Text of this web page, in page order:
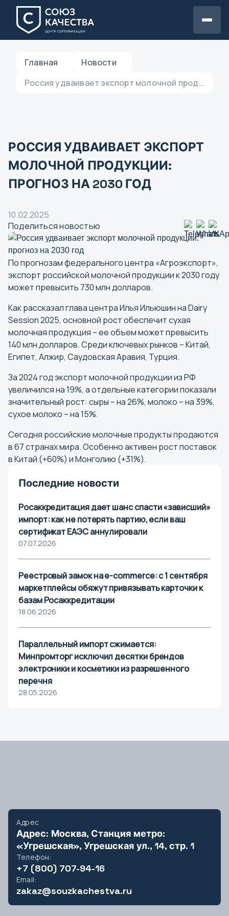
Главная
Новости
Россия удваивает экспорт молочной продукции: прогноз на 2030 год
РОССИЯ УДВАИВАЕТ ЭКСПОРТ
МОЛОЧНОЙ ПРОДУКЦИИ:
ПРОГНОЗ НА 2030 ГОД
10.02.2025
Поделиться новостью
По прогнозам федерального центра «Агроэкспорт»,
экспорт российской молочной продукции к 2030 году
может превысить 730 млн долларов.
Как рассказал глава центра Илья Ильюшин на Dairy
Session 2025, основной рост обеспечит сухая
молочная продукция – ее объем может превысить
140 млн долларов. Среди ключевых рынков – Китай,
Египет, Алжир, Саудовская Аравия, Турция.
За 2024 год экспорт молочной продукции из РФ
увеличился на 19%, а отдельные категории показали
значительный рост: сыры – на 26%, молоко – на 39%,
сухое молоко – на 15%.
Сегодня российские молочные продукты продаются
в 67 странах мира. Особенно активен рост поставок
в Китай (+60%) и Монголию (+31%).
Последние новости
Росаккредитация дает шанс спасти «зависший»
импорт: как не потерять партию, если ваш
сертификат ЕАЭС аннулировали
07.07.2026
Реестровый замок на e-commerce: с 1 сентября
маркетплейсы обяжут привязывать карточки к
базам Росаккредитации
18.06.2026
Параллельный импорт сжимается:
Минпромторг исключил десятки брендов
электроники и косметики из разрешенного
перечня
28.05.2026
Адрес
Адрес: Москва, Станция метро:
«Угрешская», Угрешская ул., 14, стр. 1
Телефон:
+7 (800) 707-94-16
Email:
zakaz@souzkachestva.ru
Выбор города
Поиск города
Б
Барнаул
Белгород
Бийск
Биробиджан